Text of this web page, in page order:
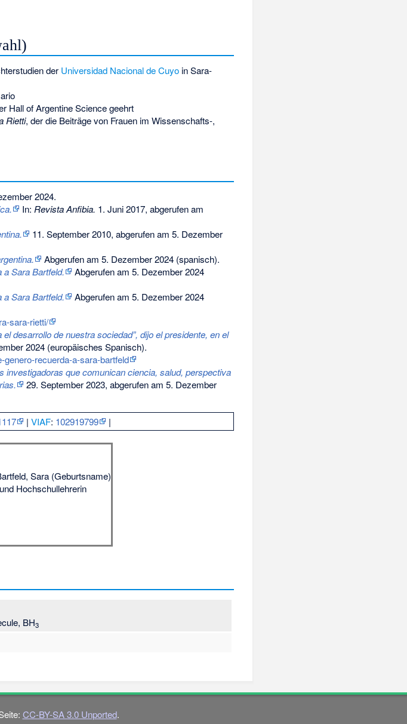
der Universidad Nacional de Cuyoin Sara-
Hall of Argentine Science geehrt
Rietti, der die Beiträge von Frauen im Wissenschafts-,
2024.
In: Revista Anfibia. 1. Juni 2017, abgerufen am
11. September 2010, abgerufen am 5. Dezember
Abgerufen am 5. Dezember 2024 (spanisch).
a Sara Bartfeld.
Abgerufen am 5. Dezember 2024
a Sara Bartfeld.
Abgerufen am 5. Dezember 2024
sara-rietti/
desarrollo de nuestra sociedad”, dijo el presidente, en el
2024 (europäisches Spanisch).
recuerda-a-sara-bartfeld
investigadoras que comunican ciencia, salud, perspectiva
29. September 2023, abgerufen am 5. Dezember
|VIAF: 102919799 |
Sara (Geburtsname)
Hochschullehrerin
BH3
CC-BY-SA 3.0 Unported.